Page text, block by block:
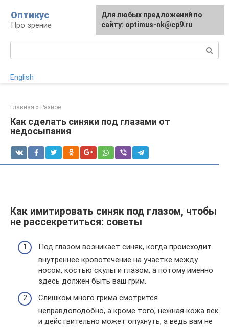
контенту
Оптикус
Про зрение
English
Главная » Разное
Как сделать синяки под глазами от
недосыпания
Как имитировать синяк под глазом, чтобы
не рассекретиться: советы
Под глазом возникает синяк, когда происходит
внутреннее кровотечение на участке между
носом, костью скулы и глазом, а потому именно
здесь должен быть ваш грим.
Слишком много грима смотрится
неправдоподобно, а кроме того, нежная кожа век
и действительно может опухнуть, а ведь вам не
Для любых предложений по
сайту: optimus-nk@cp9.ru